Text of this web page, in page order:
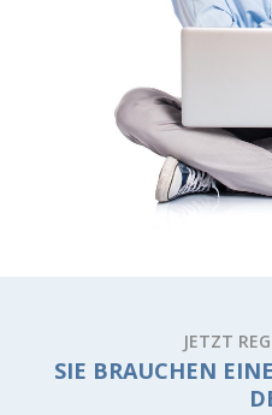
JETZT
SIE BRAUCHEN